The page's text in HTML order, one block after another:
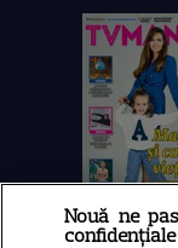
Nouă ne
confidențiale